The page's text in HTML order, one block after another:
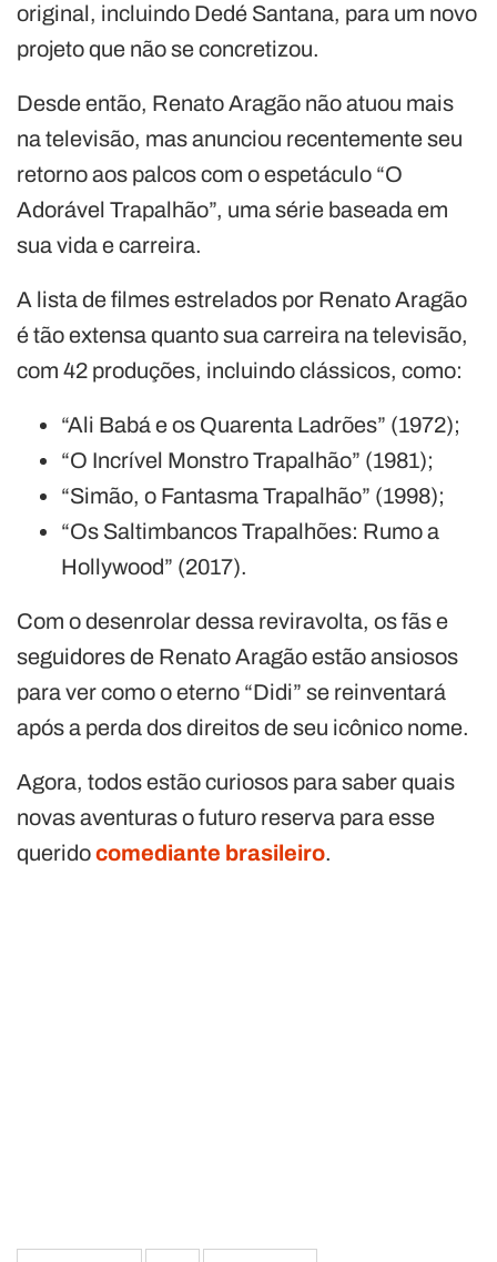
original, incluindo Dedé Santana, para um novo
projeto que não se concretizou.
Desde então, Renato Aragão não atuou mais
na televisão, mas anunciou recentemente seu
retorno aos palcos com o espetáculo “O
Adorável Trapalhão”, uma série baseada em
sua vida e carreira.
A lista de filmes estrelados por Renato Aragão
é tão extensa quanto sua carreira na televisão,
com 42 produções, incluindo clássicos, como:
“Ali Babá e os Quarenta Ladrões” (1972);
“O Incrível Monstro Trapalhão” (1981);
“Simão, o Fantasma Trapalhão” (1998);
“Os Saltimbancos Trapalhões: Rumo a
Hollywood” (2017).
Com o desenrolar dessa reviravolta, os fãs e
seguidores de Renato Aragão estão ansiosos
para ver como o eterno “Didi” se reinventará
após a perda dos direitos de seu icônico nome.
Agora, todos estão curiosos para saber quais
novas aventuras o futuro reserva para esse
queridocomediante brasileiro.